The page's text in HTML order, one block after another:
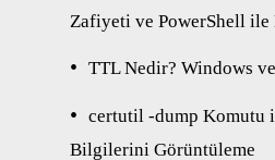
Zafiyeti ve PowerShell ile
TTL Nedir? Windows
certutil -dump Komutu
Bilgilerini Görüntüleme